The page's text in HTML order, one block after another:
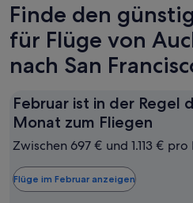
Finde den
für Flüge von
nach San
Februar ist in der Regel
Monat zum Fliegen
ist
Zwischen 697 € und 1.113 € pro
Flüge im Februar anzeigen